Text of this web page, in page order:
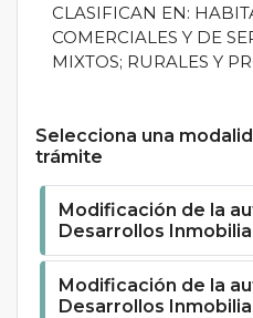
CLASIFICAN EN:
COMERCIALES Y DE
MIXTOS; RURALES Y
Selecciona una
trámite
Modificación de la
Desarrollos
Modificación de la
Desarrollos